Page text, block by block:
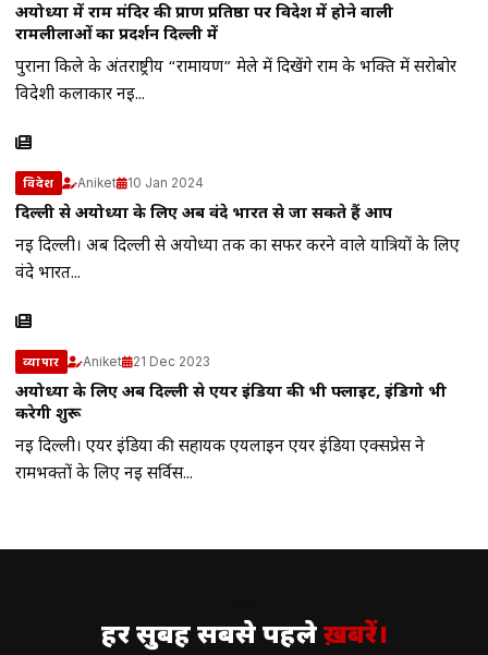
अयोध्या में राम मंदिर की प्राण प्रतिष्ठा पर विदेश में होने वाली
रामलीलाओं का प्रदर्शन दिल्ली में
पुराना किले के अंतर्राष्ट्रीय “रामायण” मेले में दिखेंगे राम के भक्ति में सरोबोर
विदेशी कलाकार नई...
विदेश Aniket 10 Jan 2024
दिल्ली से अयोध्या के लिए अब वंदे भारत से जा सकते हैं आप
नई दिल्ली। अब दिल्ली से अयोध्या तक का सफर करने वाले यात्रियों के लिए
वंदे भारत...
व्यापार Aniket 21 Dec 2023
अयोध्‍या के लिए अब दिल्ली से एयर इंडिया की भी फ्लाइट, इंडिगो भी
करेगी शुरू
नई दिल्ली। एयर इंडिया की सहायक एयलाइन एयर इंडिया एक्‍सप्रेस ने
रामभक्‍तों के लिए नई सर्विस...
हर सुबह सबसे पहलेख़बरें।